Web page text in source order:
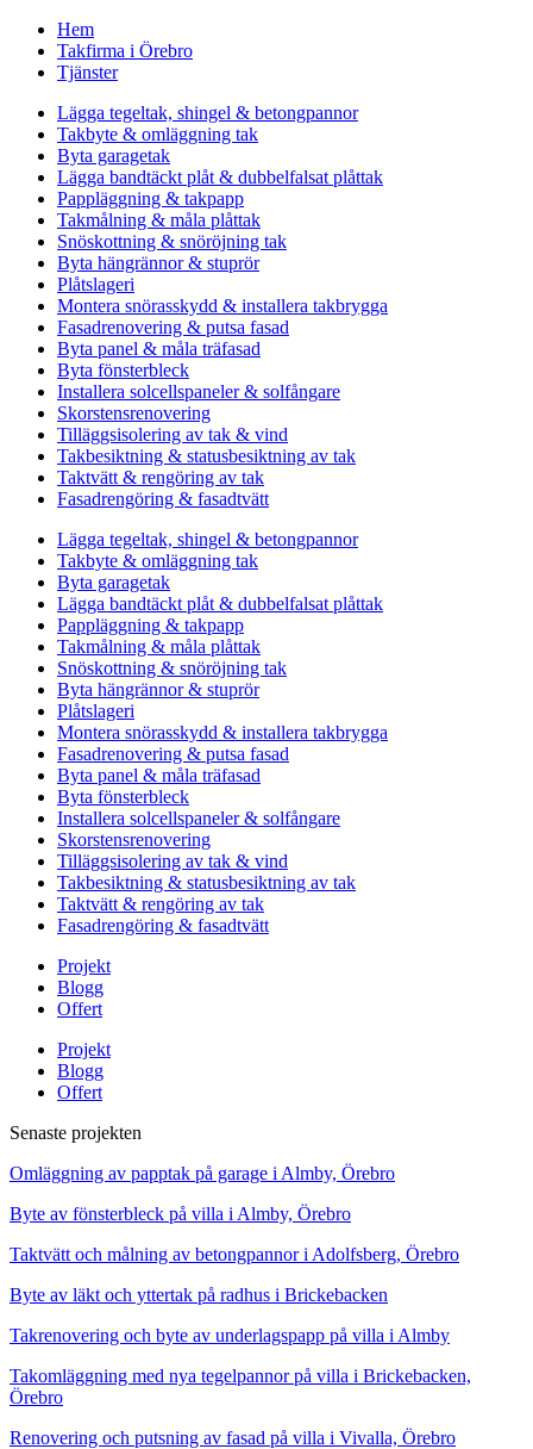
Hem
Takfirma i Örebro
Tjänster
Lägga tegeltak, shingel & betongpannor
Takbyte & omläggning tak
Byta garagetak
Lägga bandtäckt plåt & dubbelfalsat plåttak
Pappläggning & takpapp
Takmålning & måla plåttak
Snöskottning & snöröjning tak
Byta hängrännor & stuprör
Plåtslageri
Montera snörasskydd & installera takbrygga
Fasadrenovering & putsa fasad
Byta panel & måla träfasad
Byta fönsterbleck
Installera solcellspaneler & solfångare
Skorstensrenovering
Tilläggsisolering av tak & vind
Takbesiktning & statusbesiktning av tak
Taktvätt & rengöring av tak
Fasadrengöring & fasadtvätt
Lägga tegeltak, shingel & betongpannor
Takbyte & omläggning tak
Byta garagetak
Lägga bandtäckt plåt & dubbelfalsat plåttak
Pappläggning & takpapp
Takmålning & måla plåttak
Snöskottning & snöröjning tak
Byta hängrännor & stuprör
Plåtslageri
Montera snörasskydd & installera takbrygga
Fasadrenovering & putsa fasad
Byta panel & måla träfasad
Byta fönsterbleck
Installera solcellspaneler & solfångare
Skorstensrenovering
Tilläggsisolering av tak & vind
Takbesiktning & statusbesiktning av tak
Taktvätt & rengöring av tak
Fasadrengöring & fasadtvätt
Projekt
Blogg
Offert
Projekt
Blogg
Offert
Senaste projekten
Omläggning av papptak på garage i Almby, Örebro
Byte av fönsterbleck på villa i Almby, Örebro
Taktvätt och målning av betongpannor i Adolfsberg, Örebro
Byte av läkt och yttertak på radhus i Brickebacken
Takrenovering och byte av underlagspapp på villa i Almby
Takomläggning med nya tegelpannor på villa i Brickebacken,
Örebro
Renovering och putsning av fasad på villa i Vivalla, Örebro